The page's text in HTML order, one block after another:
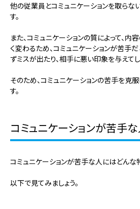
他の従業員とコミュニケーションを取らな
す。
また、コミュニケーションの質によって、
く変わるため、コミュニケーションが苦手
ずミスが出たり、相手に悪い印象を与えて
そのため、コミュニケーションの苦手を克
す。
コミュニケーションが苦手
コミュニケーションが苦手な人にはどんな
以下で見てみましょう。